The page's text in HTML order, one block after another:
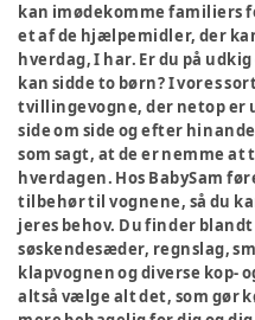
kan imødekomme familiers
et af de hjælpemidler, der
hverdag, I har. Er du på
kan sidde to børn? I vores
tvillingevogne, der netop er
side om side og efter
som sagt, at de er nemme
hverdagen. Hos BabySam
tilbehør til vognene, så du
jeres behov. Du finder
søskendesæder, regnslag,
klapvognen og diverse kop-
altså vælge alt det, som gør